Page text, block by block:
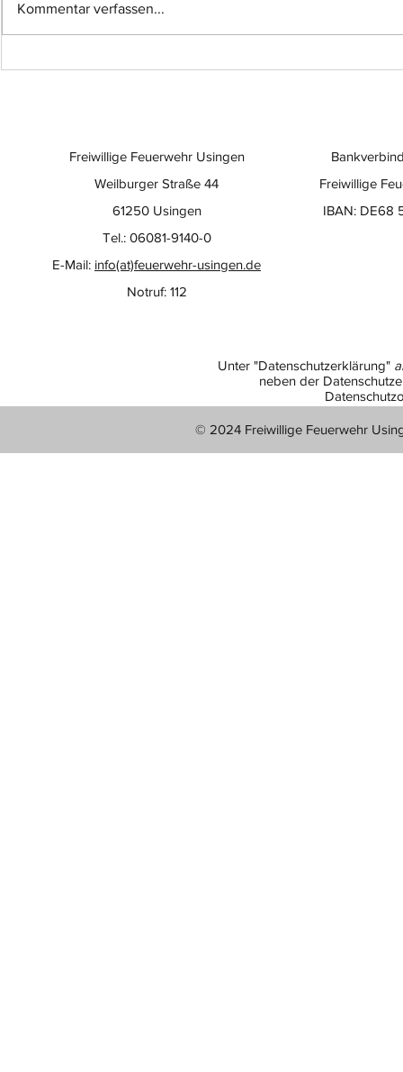
Einsatz-Nr.: 057
Kommentar verfassen...
Freiwillige
IBAN: DE68
Freiwillige Feuerwehr Usingen
Weilburger Straße 44
61250 Usingen
Tel.: 06081-9140-0
E-Mail: info(at)feuerwehr-usingen.de
Notruf: 112
Unter "Datenschutzerklärung"
neben der
© 2024 Freiwillige Feuerwehr